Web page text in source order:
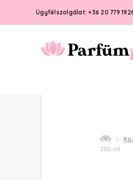
Ügyfélszolgálat: +36 20 779
250 ml